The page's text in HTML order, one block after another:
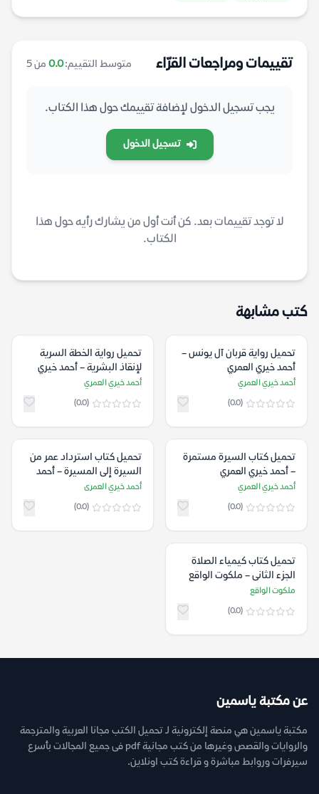
تقييمات ومراجعات القرّاء متوسط التقييم:0.0 من 5
يجب تسجيل الدخول لإضافة تقييمك حول هذا الكتاب.
تسجيل الدخول
لا توجد تقييمات بعد. كن أنت أول من يشارك رأيه حول هذا
الكتاب.
كتب مشابهة
تحميل رواية قربان آل يونس –
أحمد خيري العمري
أحمد خيري العمري
(0.0)
تحميل رواية الخطة السرية
لإنقاذ البشرية – أحمد خيري
العمري
أحمد خيري العمري
(0.0)
تحميل كتاب السيرة مستمرة
– أحمد خيري العمري
أحمد خيري العمري
(0.0)
تحميل كتاب استرداد عمر من
السيرة إلى المسيرة – أحمد
خيري العمرى
أحمد خيري العمرى
(0.0)
تحميل كتاب كيمياء الصلاة
الجزء الثانى – ملكوت الواقع
ملكوت الواقع
(0.0)
عن مكتبة ياسمين
مكتبة ياسمين هي منصة إلكترونية لـ تحميل الكتب مجانا العربية والمترجمة
والروايات والقصص وغيرها من كتب مجانية pdf فى جميع المجالات بأسرع
سيرفرات وروابط مباشرة و قراءة كتب اونلاين.